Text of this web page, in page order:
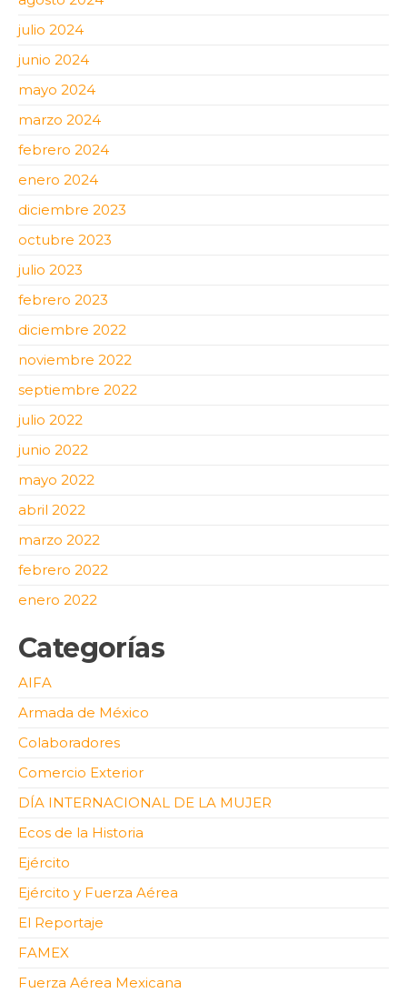
julio 2024
junio 2024
mayo 2024
marzo 2024
febrero 2024
enero 2024
diciembre 2023
octubre 2023
julio 2023
febrero 2023
diciembre 2022
noviembre 2022
septiembre 2022
julio 2022
junio 2022
mayo 2022
abril 2022
marzo 2022
febrero 2022
enero 2022
Categorías
AIFA
Armada de México
Colaboradores
Comercio Exterior
DÍA INTERNACIONAL DE LA MUJER
Ecos de la Historia
Ejército
Ejército y Fuerza Aérea
El Reportaje
FAMEX
Fuerza Aérea Mexicana